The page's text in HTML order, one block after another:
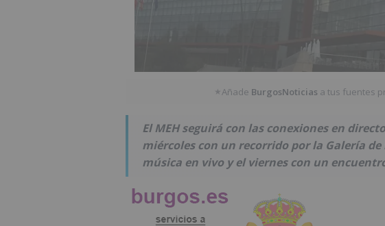
★Añade BurgosNoticias a tus fuentes
El MEH seguirá con las conexiones en
miércoles con un recorrido por la Galería
música en vivo y el viernes con un